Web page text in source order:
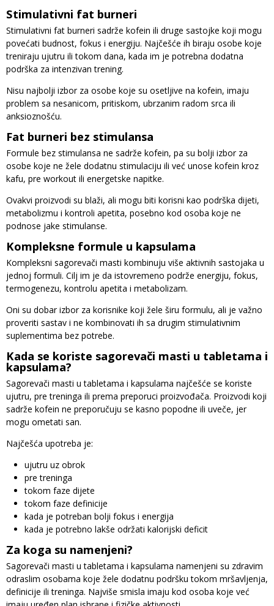
Stimulativni fat burneri
Stimulativni fat burneri sadrže kofein ili druge sastojke koji mogu
povećati budnost, fokus i energiju. Najčešće ih biraju osobe koje
treniraju ujutru ili tokom dana, kada im je potrebna dodatna
podrška za intenzivan trening.
Nisu najbolji izbor za osobe koje su osetljive na kofein, imaju
problem sa nesanicom, pritiskom, ubrzanim radom srca ili
anksioznošću.
Fat burneri bez stimulansa
Formule bez stimulansa ne sadrže kofein, pa su bolji izbor za
osobe koje ne žele dodatnu stimulaciju ili već unose kofein kroz
kafu, pre workout ili energetske napitke.
Ovakvi proizvodi su blaži, ali mogu biti korisni kao podrška dijeti,
metabolizmu i kontroli apetita, posebno kod osoba koje ne
podnose jake stimulanse.
Kompleksne formule u kapsulama
Kompleksni sagorevači masti kombinuju više aktivnih sastojaka u
jednoj formuli. Cilj im je da istovremeno podrže energiju, fokus,
termogenezu, kontrolu apetita i metabolizam.
Oni su dobar izbor za korisnike koji žele širu formulu, ali je važno
proveriti sastav i ne kombinovati ih sa drugim stimulativnim
suplementima bez potrebe.
Kada se koriste sagorevači masti u tabletama i
kapsulama?
Sagorevači masti u tabletama i kapsulama najčešće se koriste
ujutru, pre treninga ili prema preporuci proizvođača. Proizvodi koji
sadrže kofein ne preporučuju se kasno popodne ili uveče, jer
mogu ometati san.
Najčešća upotreba je:
ujutru uz obrok
pre treninga
tokom faze dijete
tokom faze definicije
kada je potreban bolji fokus i energija
kada je potrebno lakše održati kalorijski deficit
Za koga su namenjeni?
Sagorevači masti u tabletama i kapsulama namenjeni su zdravim
odraslim osobama koje žele dodatnu podršku tokom mršavljenja,
definicije ili treninga. Najviše smisla imaju kod osoba koje već